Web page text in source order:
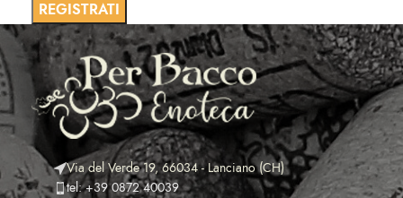
REGISTRATI
Via del Verde 19, 66034 - Lanciano (CH)
tel: +39 0872 40039